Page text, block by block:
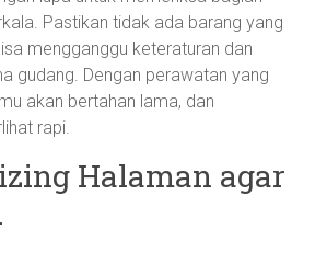
Pastikan tidak ada barang yang
mengganggu keteraturan dan
gudang. Dengan perawatan yang
akan bertahan lama, dan
rapi.
Halaman agar